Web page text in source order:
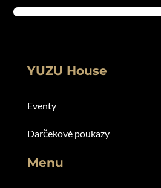
YUZU House
Eventy
Darčekové poukazy
Menu